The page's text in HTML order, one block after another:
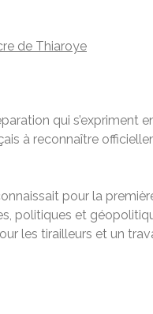
de Thiaroye
qui s’expriment
à reconnaître
pour la
politiques et
les tirailleurs et un